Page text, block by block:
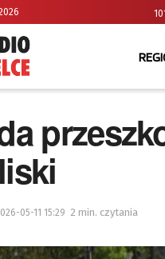
05-11 15:29 2 min. czytania